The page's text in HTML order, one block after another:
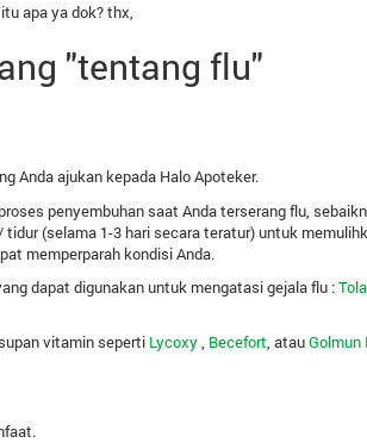
apa ya dok? thx,
"tentang flu"
Anda ajukan kepada Halo Apoteker.
penyembuhan saat Anda terserang flu,
(selama 1-3 hari secara teratur) untuk
memperparah kondisi Anda.
dapat digunakan untuk mengatasi gejala flu :
vitamin seperti Lycoxy, Becefort, atauGolmun